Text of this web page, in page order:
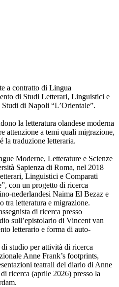
a contratto di Lingua
di Studi Letterari, Linguistici e
di Napoli “L’Orientale”.
la letteratura olandese moderna
attenzione a temi quali migrazione,
la traduzione letteraria.
Moderne, Letterature e Scienze
Sapienza di Roma, nel 2018
Linguistici e Comparati
con un progetto di ricerca
nederlandesi Naima El Bezaz e
tra letteratura e migrazione.
di ricerca presso
sull’epistolario di Vincent van
letterario e forma di auto-
studio per attività di ricerca
Anne Frank’s footprints,
teatrali del diario di Anne
ricerca (aprile 2026) presso la